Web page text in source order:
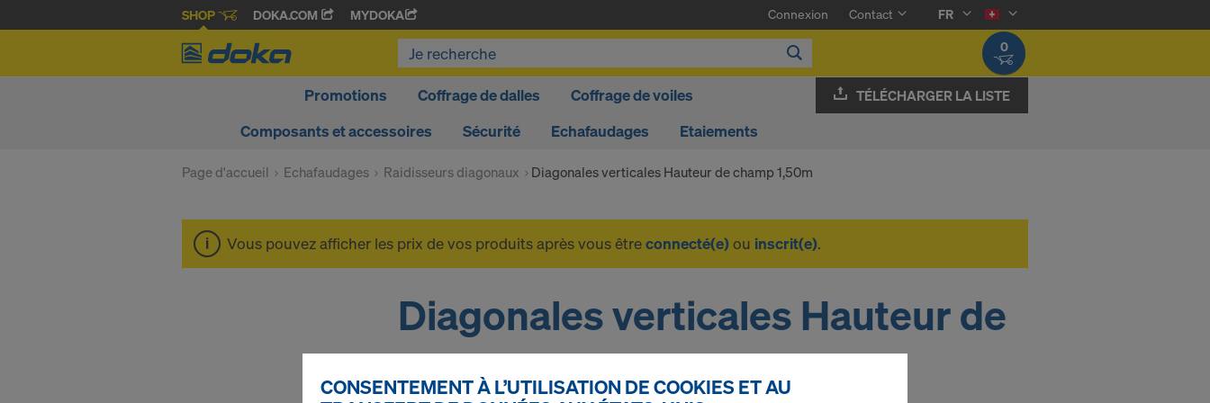
SHOP DOKA.COM MYDOKA Connexion Contact
FR
0
Promotions Coffrage de dalles
Coffrage de voiles
Composants et accessoires
Sécurité Echafaudages Etaiements
TÉLÉCHARGER LA LISTE
Page d'accueil Echafaudages Raidisseurs diagonaux Diagonales verticales Hauteur de champ 1,50m
Vous pouvez afficher les prix de vos produits après vous êtreconnecté(e)ou inscrit(e).
Diagonales verticales Hauteur de
champ 1,50m
CONSENTEMENT À L’UTILISATION DE COOKIES ET AU